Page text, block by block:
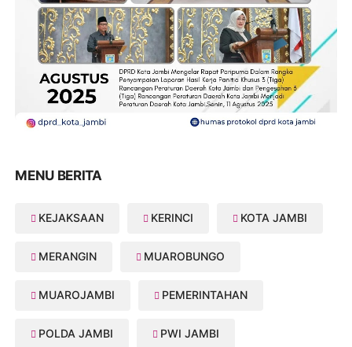
MENU BERITA
KEJAKSAAN KERINCI KOTA JAMBI
MERANGIN MUAROBUNGO
MUAROJAMBI PEMERINTAHAN
POLDA JAMBI PWI JAMBI